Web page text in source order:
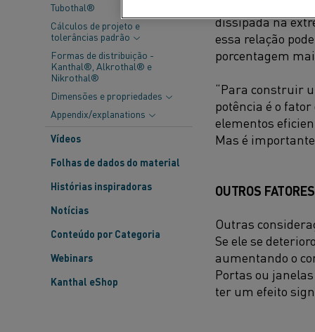
Tubothal®
Cálculos de projeto e
tolerâncias padrão
Formas de distribuição -
Kanthal®, Alkrothal® e
Nikrothal®
Dimensões e propriedades
Appendix/explanations
Vídeos
Folhas de dados do material
Histórias inspiradoras
Notícias
Conteúdo por Categoria
Webinars
Kanthal eShop
dissipada na
essa relação
porcentagem
“Para construir
potência é o
elementos
Mas é
OUTROS
Outras
Se ele se
aumentando o
Portas ou
ter um efeito